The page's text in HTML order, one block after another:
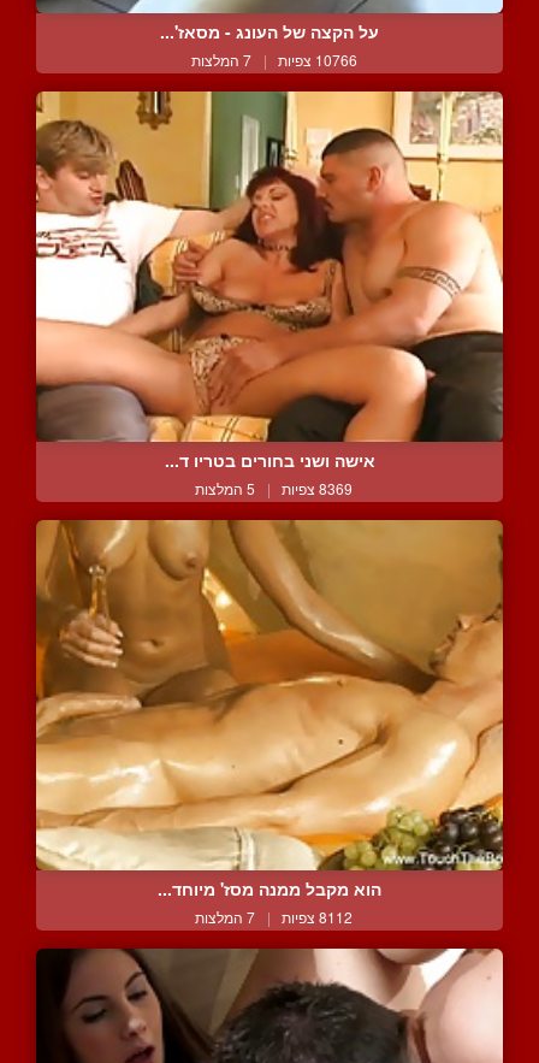
על הקצה של העונג - מסאז'...
10766 צפיות | 7 המלצות
אישה ושני בחורים בטריו ד...
8369 צפיות | 5 המלצות
הוא מקבל ממנה מסז' מיוחד...
8112 צפיות | 7 המלצות